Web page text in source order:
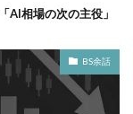
相場の次の主役」
BS余話